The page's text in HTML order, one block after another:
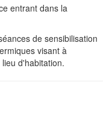
entrant dans la
de sensibilisation
visant à
d'habitation.